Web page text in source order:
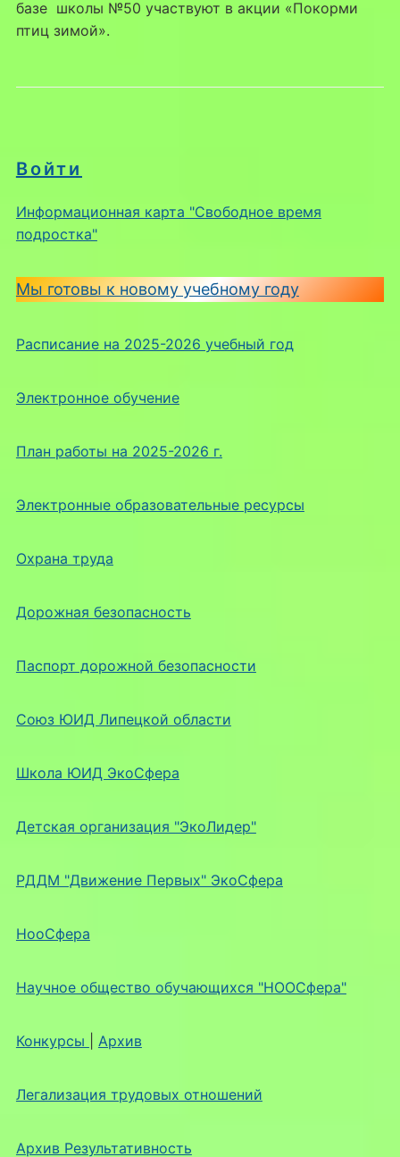
Войти
Информационная карта "Свободное время
подростка"
Мы готовы к новому учебному году
Расписание на 2025-2026 учебный год
Электронное обучение
План работы на 2025-2026 г.
Электронные образовательные ресурсы
Охрана труда
Дорожная безопасность
Паспорт дорожной безопасности
Союз ЮИД Липецкой области
Школа ЮИД ЭкоСфера
Детская организация "ЭкоЛидер"
РДДМ "Движение Первых" ЭкоСфера
НооСфера
Научное общество обучающихся "НООСфера"
Конкурсы Архив
Легализация трудовых отношений
Архив Результативность
базе школы №50 участвуют в акции «Покорми
птиц зимой».